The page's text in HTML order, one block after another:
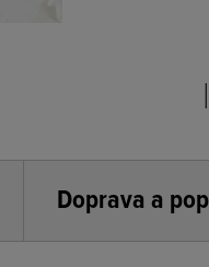
Doprava a